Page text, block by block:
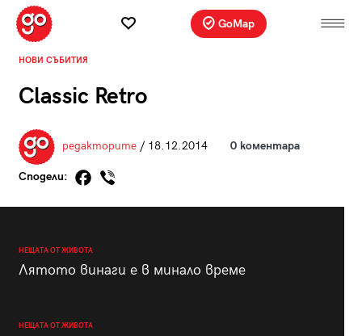
GoMap
НОВИ СЪБИТИЯ
Classic Retro
редакторите/ 18.12.2014 0 коментара
Сподели:
НЕЩАТА ОТ ЖИВОТА
Лятото винаги е в минало време
НЕЩАТА ОТ ЖИВОТА